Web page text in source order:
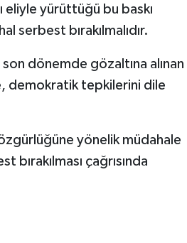
eliyle yürüttüğü bu baskı
serbest bırakılmalıdır.
dönemde gözaltına alınan
demokratik tepkilerini dile
yönelik müdahale
çağrısında